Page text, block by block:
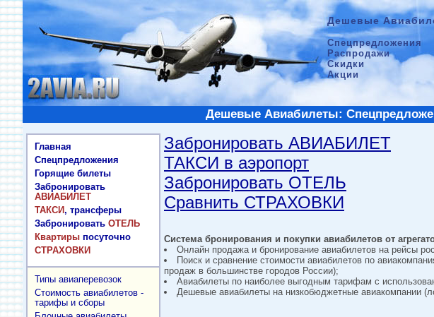
Дешевые
Спецпредложения
Распродажи
Скидки
Акции
Дешевые Авиабилеты:
Главная
Спецпредложения
Горящие билеты
Забронировать
АВИАБИЛЕТ
ТАКСИ, трансферы
Забронировать ОТЕЛЬ
Квартиры посуточно
СТРАХОВКИ
Типы авиаперевозок
Стоимость авиабилетов -
тарифы и сборы
Забронировать АВИАБИЛЕТ
ТАКСИ в аэропорт
Забронировать ОТЕЛЬ
Сравнить СТРАХОВКИ
Система бронирования и покупки авиабилетов от
Онлайн продажа и бронирование авиабилетов на рейсы
Поиск и сравнение стоимости авиабилетов по
продаж в большинстве городов России);
Авиабилеты по наиболее выгодным тарифам с
Дешевые авиабилеты на низкобюджетные авиакомпании